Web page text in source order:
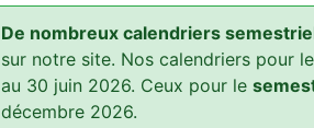
De nombreux calendriers
sur notre site. Nos calendriers pour
au 30 juin 2026. Ceux pour le
décembre 2026.